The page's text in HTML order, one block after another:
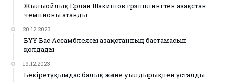
Жылыойлық Ерлан Шакишов грэпплингтен Қазақстан
чемпионы атанды
20.12.2023
БҰҰ Бас Ассамблеясы Қазақстанның бастамасын
қолдады
19.12.2023
Бекіретұқымдас балық және уылдырықпен ұсталды